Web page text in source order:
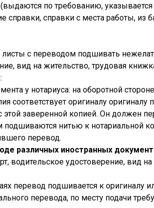
по требованию,
справки с места работы, из
с переводом подшивать
вид на жительство, трудовая
у нотариуса: на оборотной
соответствует оригиналу оригиналу
этой заверенной копией. Он должен
нитью к нотариальной
перевод.
различных иностранных
водительское удостоверение, вид
перевод подшивается к оригиналу
перевода, по месту подачи